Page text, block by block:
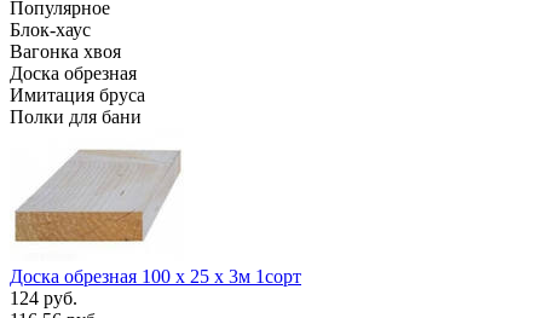
Популярное
Блок-хаус
Вагонка хвоя
Доска обрезная
Имитация бруса
Полки для бани
Доска обрезная 100 х 25 х 3м 1сорт
124 руб.